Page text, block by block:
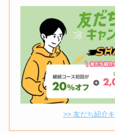
>> 友だち紹介